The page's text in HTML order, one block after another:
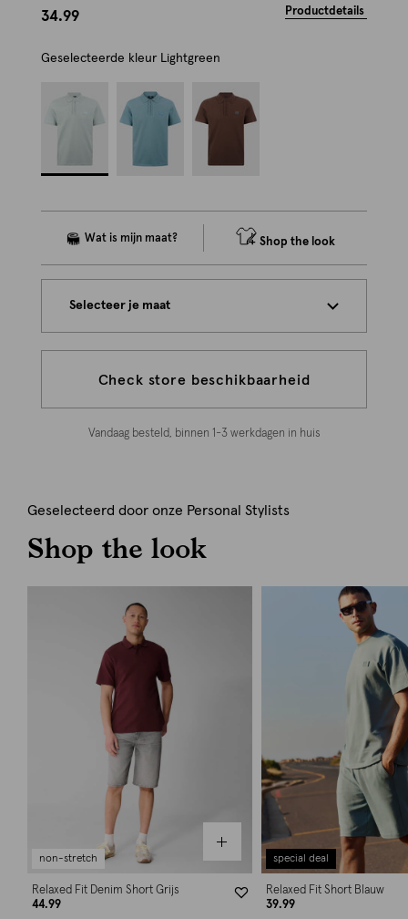
34.99 Productdetails
Geselecteerde kleur Lightgreen
Shop the look
Selecteer je maat
Check store beschikbaarheid
Vandaag besteld, binnen 1-3 werkdagen in huis
Geselecteerd door onze Personal Stylists
Shop the look
non-stretch
Relaxed Fit Denim Short Grijs
44.99
special deal
Relaxed Fit Short Blauw
39.99